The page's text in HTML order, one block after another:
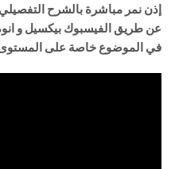
إذن نمر مباشرة بالشرح
عن طريق الفيسبوك بيكسيل و
في الموضوع خاصة على